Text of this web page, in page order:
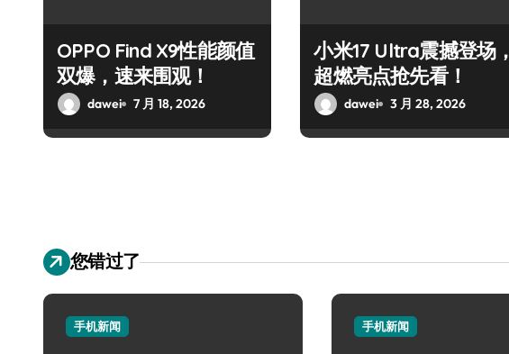
OPPO Find X9性能颜值
双爆，速来围观！
dawei 7 月 18, 2026
小米17 Ultra震撼登场，
超燃亮点抢先看！
dawei 3 月 28, 2026
您错过了
手机新闻 手机新闻